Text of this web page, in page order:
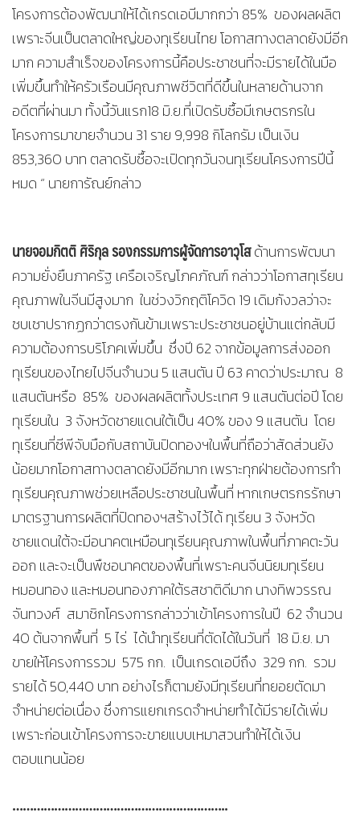
โครงการต้องพัฒนาให้ได้เกรดเอบีมากกว่า 85% ของผลผลิต
เพราะจีนเป็นตลาดใหญ่ของทุเรียนไทย โอกาสทางตลาดยังมีอีก
มาก ความสำเร็จของโครงการนี้คือประชาชนที่จะมีรายได้ในมือ
เพิ่มขึ้นทำให้ครัวเรือนมีคุณภาพชีวิตที่ดีขึ้นในหลายด้านจาก
อดีตที่ผ่านมา ทั้งนี้วันแรก18 มิ.ย.ที่เปิดรับซื้อมีเกษตรกรใน
โครงการมาขายจำนวน 31 ราย 9,998 กิโลกรัม เป็นเงิน
853,360 บาท ตลาดรับซื้อจะเปิดทุกวันจนทุเรียนโครงการปีนี้
หมด “ นายการัณย์กล่าว
นายจอมกิตติ ศิริกุล รองกรรมการผู้จัดการอาวุโสด้านการพัฒนา
ความยั่งยืนภาครัฐ เครือเจริญโภคภัณฑ์ กล่าวว่าโอกาสทุเรียน
คุณภาพในจีนมีสูงมาก ในช่วงวิกฤติโควิด 19 เดิมกังวลว่าจะ
ซบเซาปรากฏกว่าตรงกันข้ามเพราะประชาชนอยู่บ้านแต่กลับมี
ความต้องการบริโภคเพิ่มขึ้น ซึ่งปี 62 จากข้อมูลการส่งออก
ทุเรียนของไทยไปจีนจำนวน 5 แสนตัน ปี 63 คาดว่าประมาณ 8
แสนตันหรือ 85% ของผลผลิตทั้งประเทศ 9 แสนตันต่อปี โดย
ทุเรียนใน 3 จังหวัดชายแดนใต้เป็น 40% ของ 9 แสนตัน โดย
ทุเรียนที่ซีพีจับมือกับสถาบันปิดทองฯในพื้นที่ถือว่าสัดส่วนยัง
น้อยมากโอกาสทางตลาดยังมีอีกมาก เพราะทุกฝ่ายต้องการทำ
ทุเรียนคุณภาพช่วยเหลือประชาชนในพื้นที่ หากเกษตรกรรักษา
มาตรฐานการผลิตที่ปิดทองฯสร้างไว้ได้ ทุเรียน 3 จังหวัด
ชายแดนใต้จะมีอนาคตเหมือนทุเรียนคุณภาพในพื้นที่ภาคตะวัน
ออก และจะเป็นพืชอนาคตของพื้นที่เพราะคนจีนนิยมทุเรียน
หมอนทอง และหมอนทองภาคใต้รสชาติดีมาก นางทิพวรรณ
จันทวงศ์ สมาชิกโครงการกล่าวว่าเข้าโครงการในปี 62 จำนวน
40 ต้นจากพื้นที่ 5 ไร่ ได้นำทุเรียนที่ตัดได้ในวันที่ 18 มิ.ย. มา
ขายให้โครงการรวม 575 กก. เป็นเกรดเอบีถึง 329 กก. รวม
รายได้ 50,440 บาท อย่างไรก็ตามยังมีทุเรียนที่ทยอยตัดมา
จำหน่ายต่อเนื่อง ซึ่งการแยกเกรดจำหน่ายทำได้มีรายได้เพิ่ม
เพราะก่อนเข้าโครงการจะขายแบบเหมาสวนทำให้ได้เงิน
ตอบแทนน้อย
……………………………………………………..